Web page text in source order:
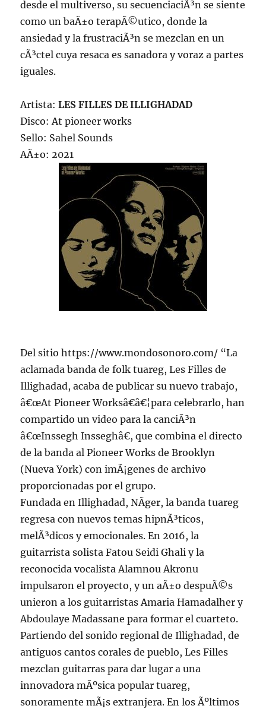
desde el multiverso, su secuenciaciÃ³n se siente
como un baÃ±o terapÃ©utico, donde la
ansiedad y la frustraciÃ³n se mezclan en un
cÃ³ctel cuya resaca es sanadora y voraz a partes
iguales.
Artista:LES FILLES DE ILLIGHADAD
Disco: At pioneer works
Sello: Sahel Sounds
AÃ±o: 2021
Del sitio https://www.mondosonoro.com/ “La
aclamada banda de folk tuareg, Les Filles de
Illighadad, acaba de publicar su nuevo trabajo,
â€œAt Pioneer Worksâ€â€¦para celebrarlo, han
compartido un video para la canciÃ³n
â€œInssegh Insseghâ€, que combina el directo
de la banda al Pioneer Works de Brooklyn
(Nueva York) con imÃ¡genes de archivo
proporcionadas por el grupo.
Fundada en Illighadad, NÃ­ger, la banda tuareg
regresa con nuevos temas hipnÃ³ticos,
melÃ³dicos y emocionales. En 2016, la
guitarrista solista Fatou Seidi Ghali y la
reconocida vocalista Alamnou Akronu
impulsaron el proyecto, y un aÃ±o despuÃ©s
unieron a los guitarristas Amaria Hamadalher y
Abdoulaye Madassane para formar el cuarteto.
Partiendo del sonido regional de Illighadad, de
antiguos cantos corales de pueblo, Les Filles
mezclan guitarras para dar lugar a una
innovadora mÃºsica popular tuareg,
sonoramente mÃ¡s extranjera. En los Ãºltimos